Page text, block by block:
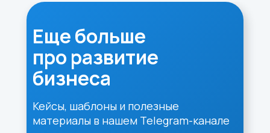
Кейсы, шаблоны и полезные
материалы в нашем Telegram-канале
Еще больше
про развитие
бизнеса